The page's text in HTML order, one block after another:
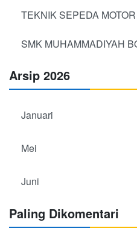
TEKNIK SEPEDA MOTOR
SMK MUHAMMADIYAH
Arsip 2026
Januari
Mei
Juni
Paling Dikomentari